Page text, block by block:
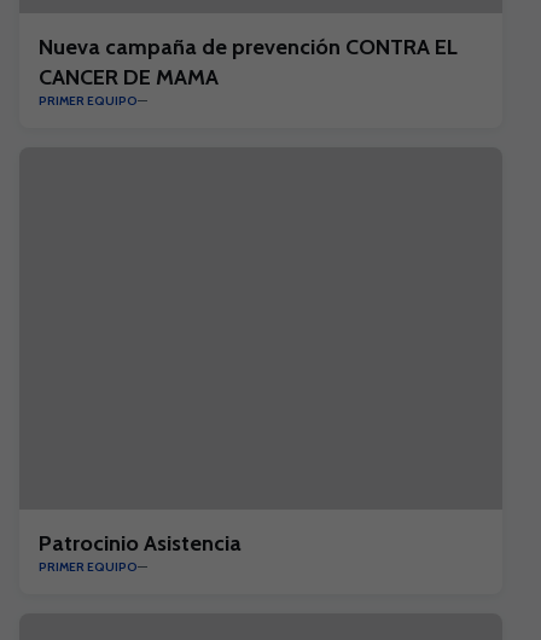
Nueva campaña de prevención CONTRA EL
CANCER DE MAMA
PRIMER EQUIPO
Patrocinio Asistencia
PRIMER EQUIPO